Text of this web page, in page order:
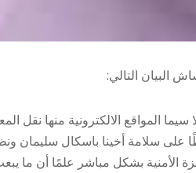
البيان التالي:
المواقع الالكترونية منها نقل
سلامة أخينا باسكال سليمان
الأمنية بشكل مباشر علمًا أن ما